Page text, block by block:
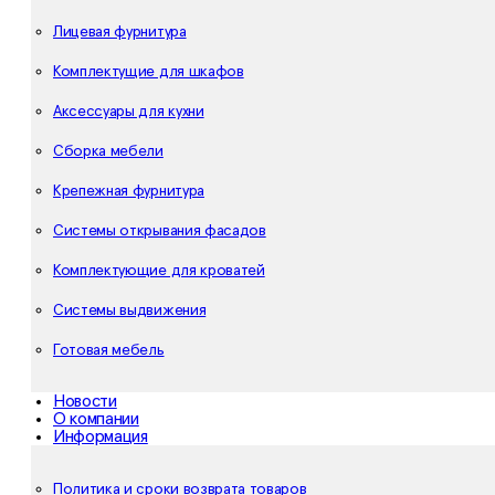
Лицевая фурнитура
Комплектущие для шкафов
Аксессуары для кухни
Сборка мебели
Крепежная фурнитура
Системы открывания фасадов
Комплектующие для кроватей
Системы выдвижения
Готовая мебель
Новости
О компании
Информация
Политика и сроки возврата товаров